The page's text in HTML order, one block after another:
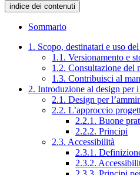
indice dei contenuti
Sommario
1. Scopo, destinatari e uso
1.1. Versionamento e
1.2. Consultazione del
1.3. Contribuisci al
2. Introduzione al design per
2.1. Design per
2.2. L’approccio
2.2.1. Buone
2.2.2. Principi
2.3. Accessibilità
2.3.1.
2.3.2.